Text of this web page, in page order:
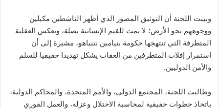
وبينت اللجنة أن التوثيق المصور الذي أظهر الناشطين مكبلين
ووجوههم نحو الأرض؛ لا يمت للقيم الإنسانية بصلة، ويعكس العقلية
المتطرفة التي تنتهجها حكومة بنيامين نتنياهو، مشيرة إلى أن
استمرار إفلات المتطرفين من العقاب يشكل تهديدا حقيقيا للسلم
والأمن الدوليين.
وطالبت اللجنة، المجتمع الدولي، والأمم المتحدة، والمحاكم الدولية،
باتخاذ خطوات حقيقية لمحاسبة الاحتلال وعزله، والعمل الفوري